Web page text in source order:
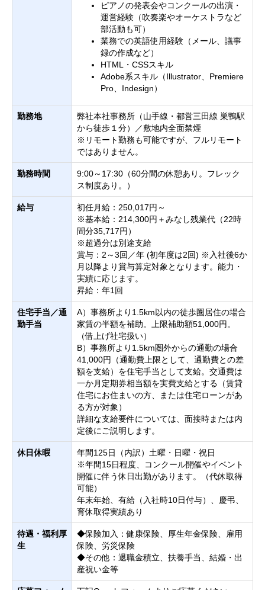
ピアノの発表会やコンクールの出演・
運営経験（吹奏楽やオーケストラなど
部活動も可）
業務での英語使用経験（メール、議事
録の作成など）
HTML・CSSスキル
Adobe系スキル（Illustrator、Premiere
Pro、Indesign）
勤務地
弊社本社事務所（山手線・都営三田線 巣鴨駅
から徒歩１分）／敷地内全面禁煙
※リモート勤務も可能ですが、フルリモート
ではありません。
勤務時間
9:00～17:30（60分間の休憩あり。フレック
ス制度あり。）
給与
初任月給：250,017円～
※基本給：214,300円＋みなし残業代（22時
間分35,717円）
※超過分は別途支給
賞与：2～3回／年 (初年度は2回) ※入社後6か
月以降より賞与算定対象となります。能力・
実績に応じます。
昇給：年1回
住宅手当／通
勤手当
A）事務所より1.5km以内の徒歩圏居住の場合
家賃の半額を補助。上限補助額51,000円。
（借上げ社宅扱い）
B）事務所より1.5km圏外からの通勤の場合
41,000円（通勤費上限として、通勤費との差
額を支給）を住宅手当として支給。交通費は
一か月定期券相当額を実費支給とする（賃貸
住宅にお住まいの方、または住宅ローンがあ
る方が対象）
詳細な支給要件については、面接時または内
定後にご説明します。
休日休暇
年間125日（内訳）土曜・日曜・祝日
※年間15日程度、コンクール開催やイベント
開催に伴う休日出勤があります。（代休取得
可能）
年末年始、有給（入社時10日付与）、慶弔、
育休取得実績あり
待遇・福利厚
生
◆保険加入：健康保険、厚生年金保険、雇用
保険、労災保険
◆その他：退職金積立、扶養手当、結婚・出
産祝い金等